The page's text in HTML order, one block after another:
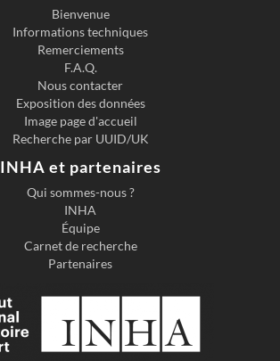
Bienvenue
Informations techniques
Remerciements
F.A.Q.
Nous contacter
Exposition des données
Image page d'accueil
Recherche par UUID/UK
INHA et partenaires
Qui sommes-nous ?
INHA
Équipe
Carnet de recherche
Partenaires